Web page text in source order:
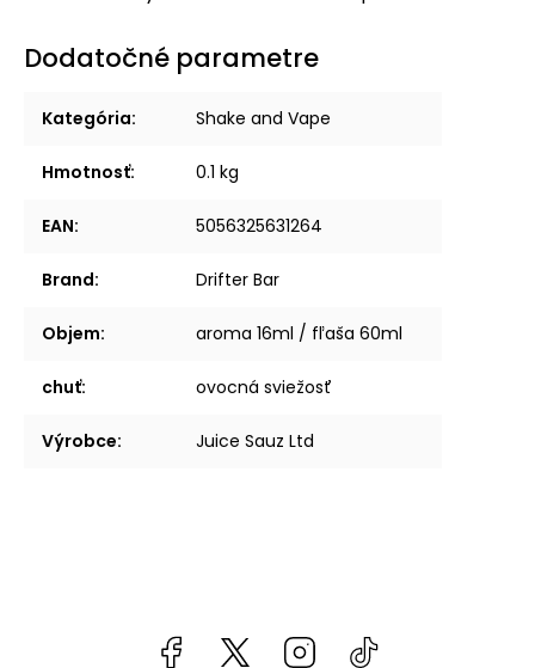
Dodatočné parametre
Kategória: Shake and Vape
Hmotnosť: 0.1 kg
EAN: 5056325631264
Brand: Drifter Bar
Objem: aroma 16ml / fľaša 60ml
chuť: ovocná sviežosť
Výrobce: Juice Sauz Ltd
Facebook kzifcak85131Instagram